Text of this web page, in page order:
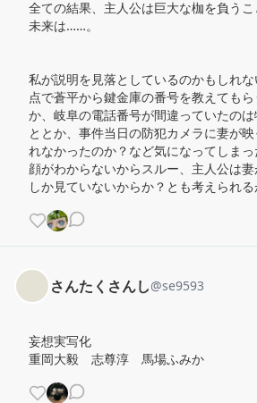
全ての結果、主人公は巨大な枷を負う
未来は……。
私が説明を見落としているのかもしれ
点で蒼平から鍵金庫の番号を教えても
か、岐阜の電話番号が間違っていたの
ととか、事件当日の防犯カメラに妻が
れなかったのか？など気になってしま
顔がわからないからスルー、主人公は
しか見ていないからか？とも考えられる
さんたくさんし@se9593
妄想実写化
重岡大毅　志尊淳　馬場ふみか